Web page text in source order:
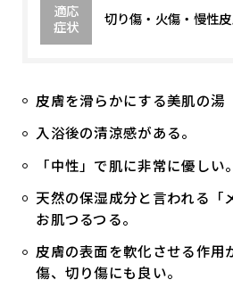
適応
症状
切り傷・火傷・慢性
皮膚を滑らかにする美肌の湯
入浴後の清涼感がある。
「中性」で肌に非常に優しい。
天然の保湿成分と言われる「
お肌つるつる。
皮膚の表面を軟化させる作用
傷、切り傷にも良い。